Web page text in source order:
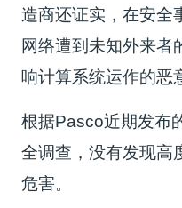
造商还证实，在安全
网络遭到未知外来者
响计算系统运作的恶
根据Pasco近期发布
全调查，没有发现高
危害。